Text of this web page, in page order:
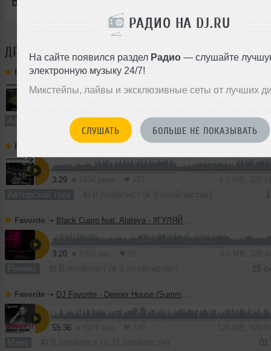
РАДИО НА DJ.RU
На сайте появился раздел Радио — слушайте
электронную музыку 24/7!
Микстейпы, лайвы и эксклюзивные сеты от лучших
СЛУШАТЬ БОЛЬШЕ НЕ ПОКАЗЫВАТЬ
ДРУГИЕ ТРЕКИFAVORITE
Favorite ➝DJ Favorite & DJ Kharitonov - Russia, Here We Go! (Radio Edit)
Авторский трек В плейлист (в 1 плейлисте)
Favorite DJ Favorite & DJ Kharitonov - Bass Jump! (Boogie To The Bassline) (Radio Edit)
3:29
Авторский трек
Favorite ➝ Black Cupro feat. Alateya - #ГУЛЯЙВАСЯ (DJ Favorite & DJ Kharitonov Radio Edit)
3:20
Ремикс 25
Favorite ➝ DJ Favorite - Deeper House (Summer 2017 Mix)
55:36
Микс 01